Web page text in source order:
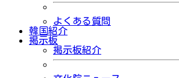
よくある質問
韓国紹介
掲示板
掲示板紹介